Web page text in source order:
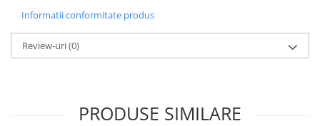
Informatii conformitate produs
Review-uri(0)
PRODUSE SIMILARE